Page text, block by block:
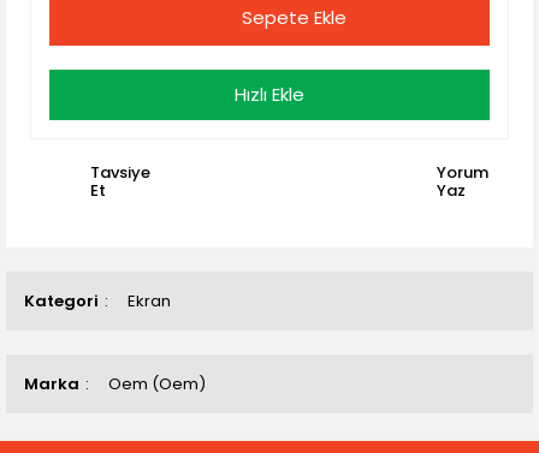
Kategori Ekran
Marka Oem (Oem)
Sepete Ekle
Hızlı Ekle
Tavsiye
Et
Yorum
Yaz